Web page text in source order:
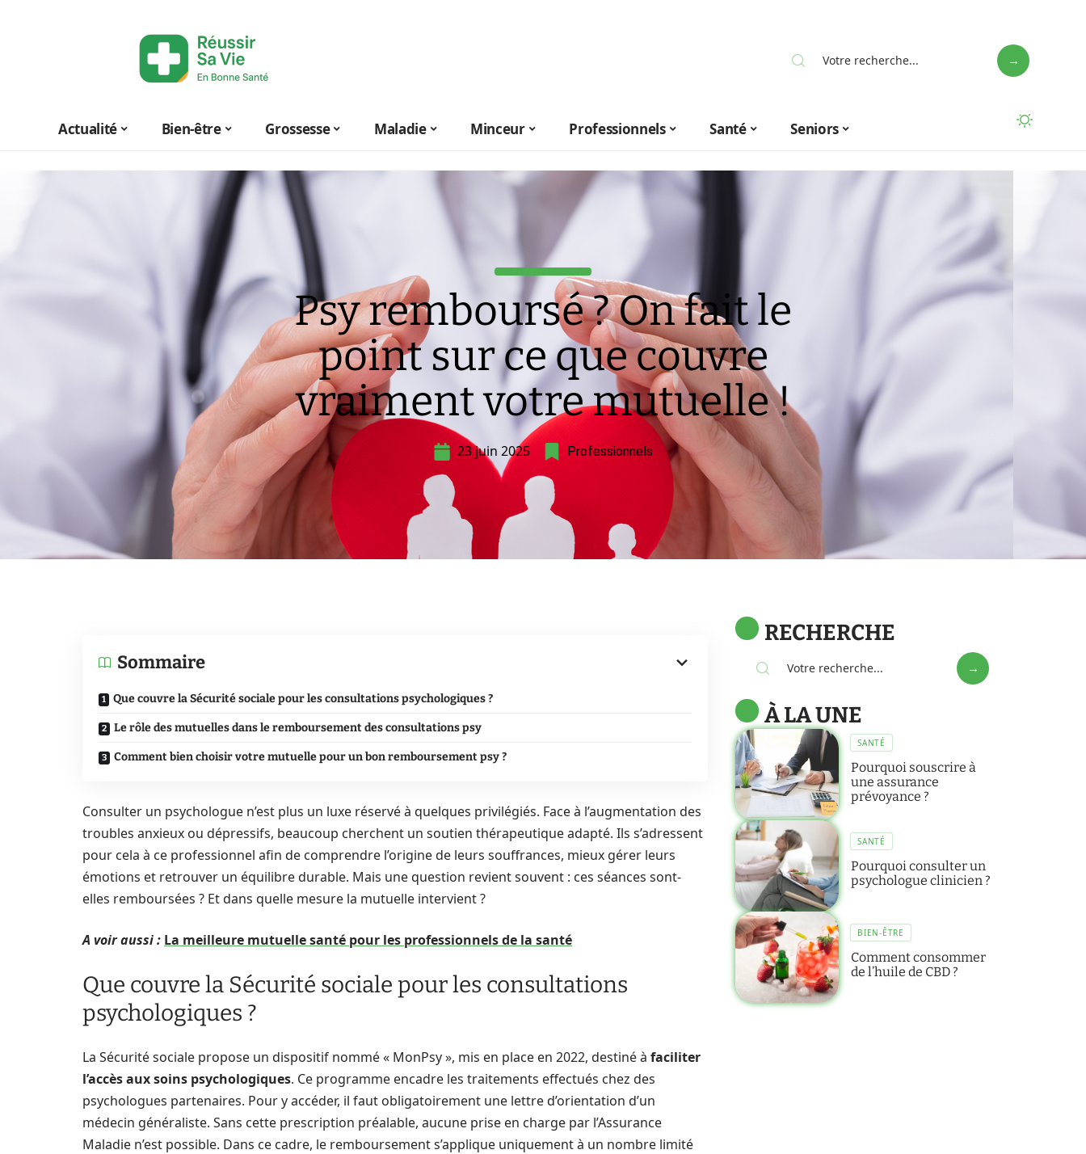
Actualité Bien-être Grossesse Maladie Minceur Professionnels Santé Seniors
Psy remboursé ? On fait le
point sur ce que couvre
vraiment votre mutuelle !
23 juin 2025 Professionnels
Sommaire
Que couvre la Sécurité sociale pour les consultations psychologiques ?
Le rôle des mutuelles dans le remboursement des consultations psy
Comment bien choisir votre mutuelle pour un bon remboursement psy ?
Consulter un psychologue n’est plus un luxe réservé à quelques privilégiés. Face à l’augmentation des
troubles anxieux ou dépressifs, beaucoup cherchent un soutien thérapeutique adapté. Ils s’adressent
pour cela à ce professionnel afin de comprendre l’origine de leurs souffrances, mieux gérer leurs
émotions et retrouver un équilibre durable. Mais une question revient souvent : ces séances sont-
elles remboursées ? Et dans quelle mesure la mutuelle intervient ?
A voir aussi : La meilleure mutuelle santé pour les professionnels de la santé
Que couvre la Sécurité sociale pour les consultations
psychologiques ?
La Sécurité sociale propose un dispositif nommé « MonPsy », mis en place en 2022, destiné à faciliter
l’accès aux soins psychologiques. Ce programme encadre les traitements effectués chez des
psychologues partenaires. Pour y accéder, il faut obligatoirement une lettre d’orientation d’un
médecin généraliste. Sans cette prescription préalable, aucune prise en charge par l’Assurance
Maladie n’est possible. Dans ce cadre, le remboursement s’applique uniquement à un nombre limité
RECHERCHE
À LA UNE
SANTÉ
Pourquoi souscrire à
une assurance
prévoyance ?
SANTÉ
Pourquoi consulter un
psychologue clinicien ?
BIEN-ÊTRE
Comment consommer
de l’huile de CBD ?